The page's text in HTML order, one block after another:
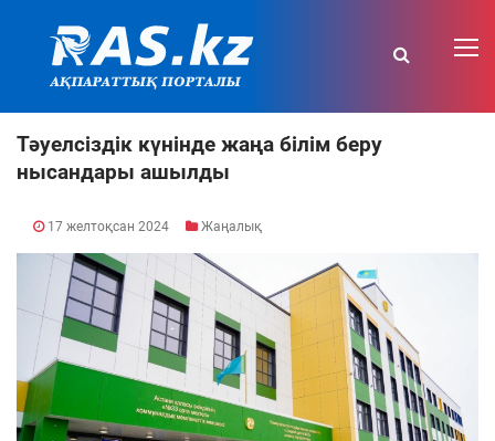
Тәуелсіздік күнінде жаңа білім беру
нысандары ашылды
17 желтоқсан 2024 Жаңалық